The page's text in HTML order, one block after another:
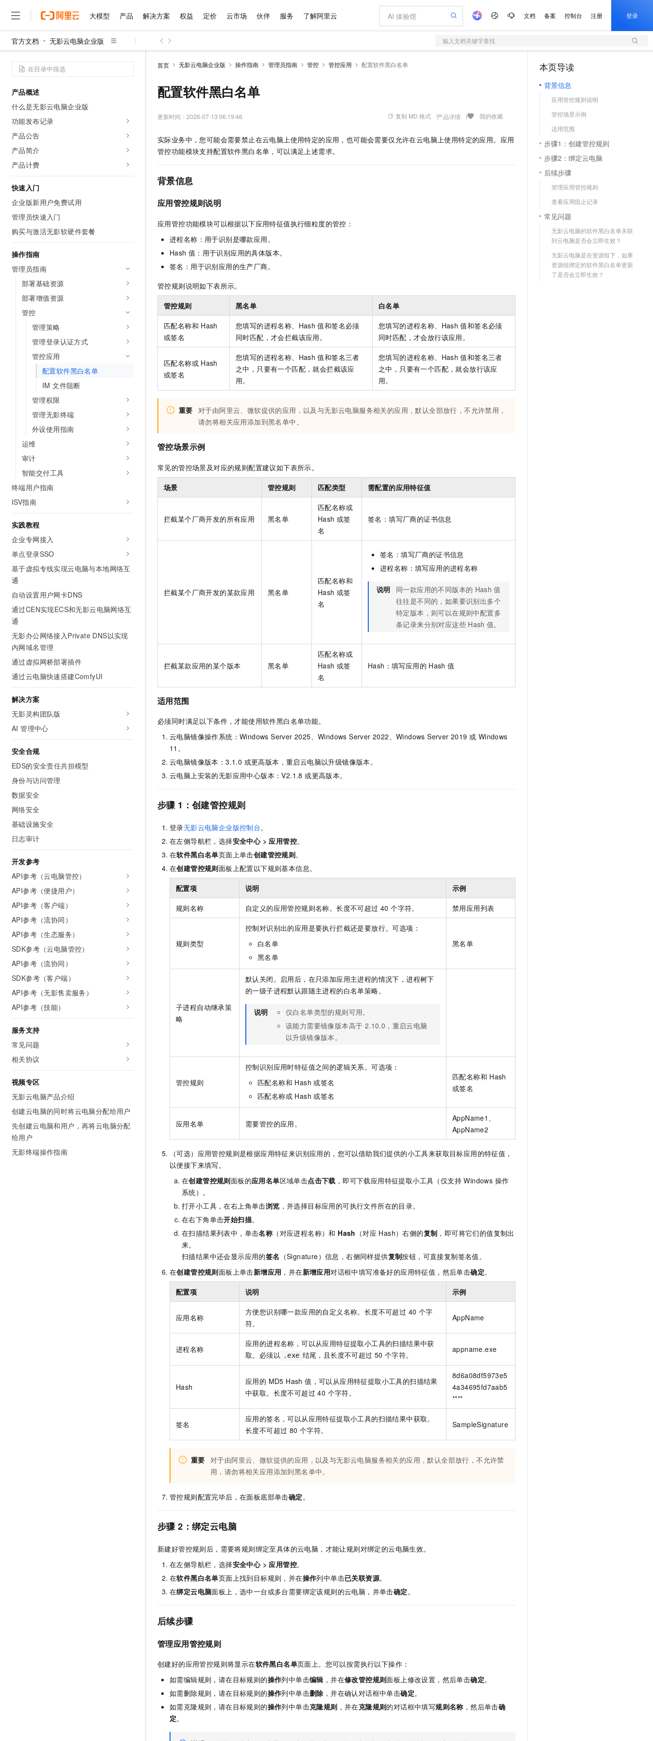
大模型 产品 解决方案 权益 定价 云市场 伙伴 服务 了解阿里云 文档 备案 控制台 注册 登录
官方文档 无影云电脑企业版 输入文档关键字查找
产品概述
什么是无影云电脑企业版
功能发布记录
产品公告
产品简介
产品计费
快速入门
企业版新用户免费试用
管理员快速入门
购买与激活无影软硬件套餐
操作指南
管理员指南
部署基础资源
部署增值资源
管控
管理策略
管理登录认证方式
管控应用
配置软件黑白名单
IM 文件阻断
管理权限
管理无影终端
外设使用指南
运维
审计
智能交付工具
终端用户指南
ISV指南
实践教程
企业专网接入
单点登录SSO
基于虚拟专线实现云电脑与本地网络互
通
自动设置用户网卡DNS
通过CEN实现ECS和无影云电脑网络互
通
无影办公网络接入Private DNS以实现
内网域名管理
通过虚拟网桥部署插件
通过云电脑快速搭建ComfyUI
解决方案
无影灵构团队版
AI 管理中心
安全合规
EDS的安全责任共担模型
身份与访问管理
数据安全
网络安全
基础设施安全
日志审计
开发参考
API参考（云电脑管控）
API参考（便捷用户）
API参考（客户端）
API参考（流协同）
API参考（生态服务）
SDK参考（云电脑管控）
API参考（流协同）
SDK参考（客户端）
API参考（无影售卖服务）
API参考（技能）
服务支持
常见问题
相关协议
视频专区
无影云电脑产品介绍
创建云电脑的同时将云电脑分配给用户
先创建云电脑和用户，再将云电脑分配
给用户
无影终端操作指南
首页 无影云电脑企业版 操作指南 管理员指南 管控 管控应用 配置软件黑白名单
配置软件黑白名单
更新时间： 2026-07-13 06:19:46 复制 MD 格式 产品详情 我的收藏
实际业务中，您可能会需要禁止在云电脑上使用特定的应用，也可能会需要仅允许在云电脑上使用特定的应用。应用
管控功能模块支持配置软件黑白名单，可以满足上述需求。
背景信息
应用管控规则说明
应用管控功能模块可以根据以下应用特征值执行细粒度的管控：
进程名称：用于识别是哪款应用。
Hash 值：用于识别应用的具体版本。
签名：用于识别应用的生产厂商。
管控规则说明如下表所示。
管控规则 黑名单 白名单
匹配名称和 Hash
或签名
您填写的进程名称、Hash 值和签名必须
同时匹配，才会拦截该应用。
您填写的进程名称、Hash 值和签名必须
同时匹配，才会放行该应用。
匹配名称或 Hash
或签名
您填写的进程名称、Hash 值和签名三者
之中，只要有一个匹配，就会拦截该应
用。
您填写的进程名称、Hash 值和签名三者
之中，只要有一个匹配，就会放行该应
用。
重要 对于由阿里云、微软提供的应用，以及与无影云电脑服务相关的应用，默认全部放行，不允许禁用，
请勿将相关应用添加到黑名单中。
管控场景示例
常见的管控场景及对应的规则配置建议如下表所示。
场景 管控规则 匹配类型 需配置的应用特征值
拦截某个厂商开发的所有应用 黑名单
匹配名称或
Hash 或签
名
签名：填写厂商的证书信息
拦截某个厂商开发的某款应用 黑名单
匹配名称和
Hash 或签
名
签名：填写厂商的证书信息
进程名称：填写应用的进程名称
说明 同一款应用的不同版本的 Hash 值
往往是不同的，如果要识别出多个
特定版本，则可以在规则中配置多
条记录来分别对应这些 Hash 值。
拦截某款应用的某个版本 黑名单
匹配名称或
Hash 或签
名
Hash：填写应用的 Hash 值
适用范围
必须同时满足以下条件，才能使用软件黑白名单功能。
云电脑镜像操作系统：Windows Server 2025、Windows Server 2022、Windows Server 2019 或 Windows
11。
云电脑镜像版本：3.1.0 或更高版本，重启云电脑以升级镜像版本。
云电脑上安装的无影应用中心版本：V2.1.8 或更高版本。
步骤 1：创建管控规则
登录无影云电脑企业版控制台。
在左侧导航栏，选择安全中心>应用管控。
在软件黑白名单页面上单击创建管控规则。
在创建管控规则面板上配置以下规则基本信息。
配置项 说明 示例
规则名称 自定义的应用管控规则名称。长度不可超过 40 个字符。 禁用应用列表
规则类型
控制对识别出的应用是要执行拦截还是要放行。可选项：
白名单
黑名单
黑名单
子进程自动继承策
略
默认关闭。启用后，在只添加应用主进程的情况下，进程树下
的一级子进程默认跟随主进程的白名单策略。
说明
仅白名单类型的规则可用。
该能力需要镜像版本高于 2.10.0，重启云电脑
以升级镜像版本。
管控规则
控制识别应用时特征值之间的逻辑关系。可选项：
匹配名称和 Hash 或签名
匹配名称或 Hash 或签名
匹配名称和 Hash
或签名
应用名单 需要管控的应用。
AppName1、
AppName2
（可选）应用管控规则是根据应用特征来识别应用的，您可以借助我们提供的小工具来获取目标应用的特征值，
以便接下来填写。
在创建管控规则面板的应用名单区域单击点击下载 ，即可下载应用特征提取小工具（仅支持 Windows 操作
系统）。
打开小工具，在右上角单击浏览 ，并选择目标应用的可执行文件所在的目录。
在右下角单击开始扫描。
在扫描结果列表中，单击名称 （对应进程名称）和 Hash （对应 Hash）右侧的复制 ，即可将它们的值复制出
来。
扫描结果中还会显示应用的签名 （Signature）信息，右侧同样提供复制按钮，可直接复制签名值。
在创建管控规则面板上单击新增应用 ，并在新增应用对话框中填写准备好的应用特征值，然后单击确定。
配置项 说明 示例
应用名称
方便您识别哪一款应用的自定义名称。长度不可超过 40 个字
符。
AppName
进程名称
应用的进程名称，可以从应用特征提取小工具的扫描结果中获
取。必须以
.exe 结尾，且长度不可超过 50 个字符。
appname.exe
Hash
应用的 MD5 Hash 值，可以从应用特征提取小工具的扫描结果
中获取。长度不可超过 40 个字符。
8d6a08df5973e5
4a34695fd7aab5
****
签名
应用的签名，可以从应用特征提取小工具的扫描结果中获取。
长度不可超过 80 个字符。
SampleSignature
重要 对于由阿里云、微软提供的应用，以及与无影云电脑服务相关的应用，默认全部放行，不允许禁
用，请勿将相关应用添加到黑名单中。
管控规则配置完毕后，在面板底部单击确定。
步骤 2：绑定云电脑
新建好管控规则后，需要将规则绑定至具体的云电脑，才能让规则对绑定的云电脑生效。
在左侧导航栏，选择安全中心>应用管控。
在软件黑白名单页面上找到目标规则，并在操作列中单击已关联资源。
在绑定云电脑面板上，选中一台或多台需要绑定该规则的云电脑，并单击确定。
后续步骤
管理应用管控规则
创建好的应用管控规则将显示在软件黑白名单页面上。您可以按需执行以下操作：
如需编辑规则，请在目标规则的操作列中单击编辑 ，并在修改管控规则面板上修改设置，然后单击确定。
如需删除规则，请在目标规则的操作列中单击删除 ，并在确认对话框中单击确定。
如需克隆规则，请在目标规则的操作列中单击克隆规则 ，并在克隆规则的对话框中填写规则名称 ，然后单击确
定。
本页导读
背景信息
应用管控规则说明
管控场景示例
适用范围
步骤1：创建管控规则
步骤2：绑定云电脑
后续步骤
管理应用管控规则
查看应用阻止记录
常见问题
无影云电脑的软件黑白名单关联
到云电脑是否会立即生效？
无影云电脑是在资源组下，如果
资源组绑定的软件黑白名单更新
了是否会立即生效？
大模型
千问AI平台 大模型服务平台百炼
Qwen3.8-Max HOT
Qwen3.7-Plus
Qwen3-VL-Plus
视觉 Coding、空间感知、多模态思考等全面升级
Kimi-K3 NEW
1M上下文，专为长程任务能力而生
语音识别与合成
Qwen3-TTS-Flash
千问AI平台-Token Plan
千问AI平台-模型体验
在线体验全尺寸、多种模态的模型效果
Happy 系列大模型
AI 应用构建
灵活可视化地构建企业级 Agent
人工智能平台 PAI
万有无界
秒悟
NEW
大模型解决方案
快速部署 Dify，高效搭建 AI 应用
依托云原生高可用架构,实现Dify私有化部署
10分钟微调：让0.6B模型媲美235B模型 多模态数据信息提取
产品
精选产品
计算
容器
存储
网络与CDN
安全
数据库
大数据计算
媒体服务
企业服务与云通信
域名与网站
终端用户计算
Serverless
开发工具
迁移与运维管理
专有云
精选产品
大模型服务与应用平台
多元化、高性能、安全可靠的大模型服务
无影云电脑
随时随地安全接入的云上超级电脑
面向分析的企业级SaaS模式云数据仓库
人工智能平台 PAI 大模型
一站式AI开发、训练和推理服务
全托管，含MySQL、PostgreSQL、SQL Server、MariaDB多引擎
Qoder
面向真实软件的智能体编程平台
轻量应用服务器
数字证书管理服务（原SSL证书）
实现全站HTTPS，呈现可信的WEB访问
大数据开发治理平台 DataWorks
解决方案
精选解决方案
互联网应用开发
大数据
现代化应用
安全
网络
上云与迁云
企业出海
政企业务
精选解决方案
企业级Agent产品，直接交付可用成果
HappyHorse 打造一站式影视创作平台
可视化编排打通从文字构思到成片全链路闭环
Hermes Agent，打造自进化智能体
自主进化，持久记忆，越用越聪明
轻松解锁专属 DeepSeek-V4-Pro
5 分钟轻松部署专属 QwenPaw
从聊天伙伴进化为能主动干活的本地数字员工
一句话生成原生可编辑精美 PPT 文稿
输入一句话想法, 轻松生成专业的 PPT
一键部署幻兽帕鲁游戏服务器
一键购买专属联机服务器，轻松开启游戏
漫剧工坊：一站式动画创作平台
快速生产连贯的高质量长漫剧
10 分钟搭建微信、支付宝小程序
高效部署网站，快速应用到小程序
权益 普惠上云
云服务器38元/年起，超值低价云产品抢先购
推荐新用户得奖励，单订单最高返9万
云工开物
高校专属算力普惠，学生认证享300元代金券
免费试用
最高领取价值200元试用点，立即开启云上创新
AI 产品 免费试用
1亿+ 大模型 tokens 和 30+ 款产品免费体验
140+云产品 免费试用
产品新客免费试用，最长12个月
大模型ACA认证体验
助力企业全员 AI 认知与能力提升
AI 特惠
Token Plan 模型订阅计划 NEW
Qwen3.8-Max 首发尝鲜，限时加量 10 倍，夜间低至2折
Night Plan 支持 Qwen 3.8-Max
AI 场景体验
从图文生成到视频创作，一键激活电商全链路生产力
AI 广告创作
图文、视频一站生成，高效打造优质广告素材
AI 活动
AI 生产力先锋
先锋实践拓展 AI 生产力的边界
飞天发布时刻
所见，即是所愿
从基础到进阶，Agent 创客手把手教你
创新加速
覆盖90%+业务场景，专享组合折扣价
精选AI产品，从模型到应用全链提效
AI 用量加速计划
新老同享，达量后返
定价 产品定价
了解云产品的定价详情
云上成本管理
管理和优化成本
价格计算器
自助选配和估算价格
配置报价器
阿里云 OPC 创新助力计划
Token 补贴，五大权
益加速 OPC 成功
云市场 精选商城
多端小程序
观测云
蓝凌 OA
电子合同
AI空中课堂在线直播课堂（旗舰版）
行业生态解决方案
开发者生态解决方案
AI 开发和 AI 应用解决方案
数据与 API
OCR 文字识别
企业应用
财税管理
400电话
广告营销
基础软件
JAVA
模板建站
定制建站
模板小程序
定制小程序
APP 开发
专业服务
上云迁移
代维服务
伙伴 成为销售伙伴
咨询伙伴
销售伙伴合作计划
无影生态合作计划
Salesforce On Alibaba Cloud
AI 大模型销售与服务生态合作计划
成为产品伙伴 产品伙伴合作计划
云网络合作计划
服务伙伴合作计划
Al MaaS 服务伙伴赋能合作
伙伴信用分合作计划
合作伙伴培训与认证
查询合作伙伴
登录合作伙伴管理后台
服务 售前咨询
售后服务
自助服务
在线服务
工单服务
短信专区
企业增值服务
企业成长
服务实践
阿里云认证
信息公告
开发者社区
我要反馈
我要建议
了解阿里云 为什么选择阿里云
技术领先
分析师报告
云开发大赛
入门学习赛
最佳实践
看见新力量
市场活动 加入我们